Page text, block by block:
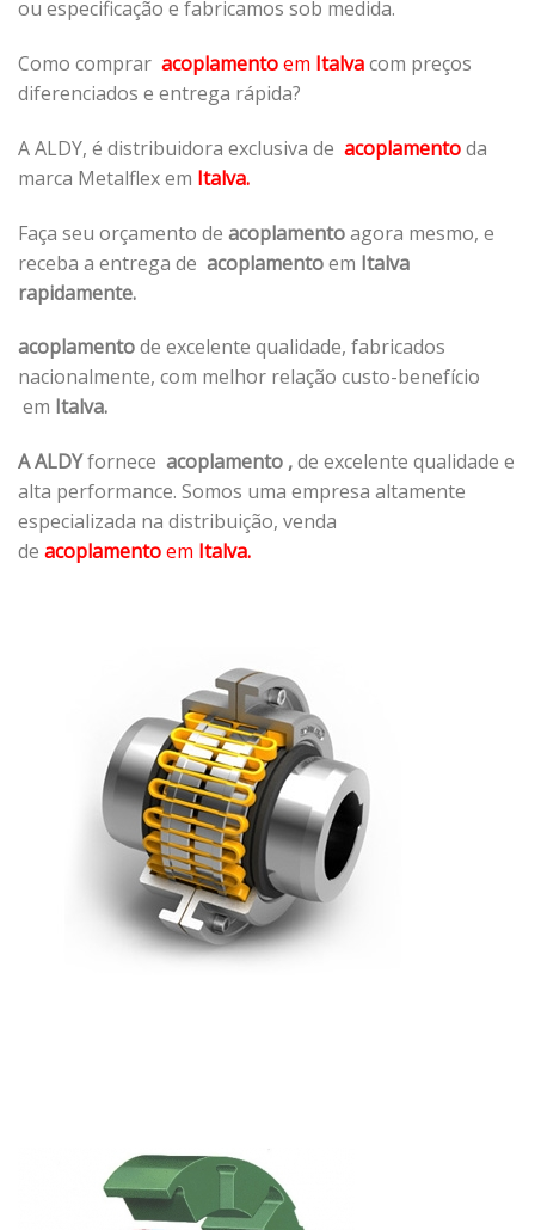
ou especificação e fabricamos sob medida.
Como comprar acoplamentoem Italvacom preços
diferenciados e entrega rápida?
A ALDY, é distribuidora exclusiva de acoplamentoda
marca Metalflex em Italva.
Faça seu orçamento de acoplamentoagora mesmo, e
receba a entrega de acoplamentoem Italva
rapidamente.
acoplamentode excelente qualidade, fabricados
nacionalmente, com melhor relação custo-benefício
em Italva.
A ALDYfornece acoplamento ,de excelente qualidade e
alta performance. Somos uma empresa altamente
especializada na distribuição, venda
de acoplamentoem Italva.